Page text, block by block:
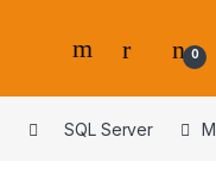
0
SQL Server